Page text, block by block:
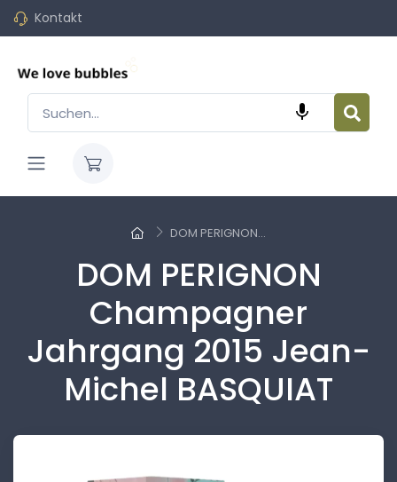
Kontakt

DOM PERIGNON...
DOM PERIGNON
Champagner
Jahrgang 2015 Jean-
Michel BASQUIAT